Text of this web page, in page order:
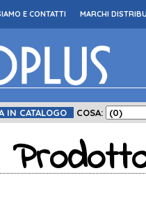
E CONTATTI MARCHI
IN CATALOGO COSA: